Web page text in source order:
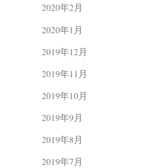
2020年2月
2020年1月
2019年12月
2019年11月
2019年10月
2019年9月
2019年8月
2019年7月